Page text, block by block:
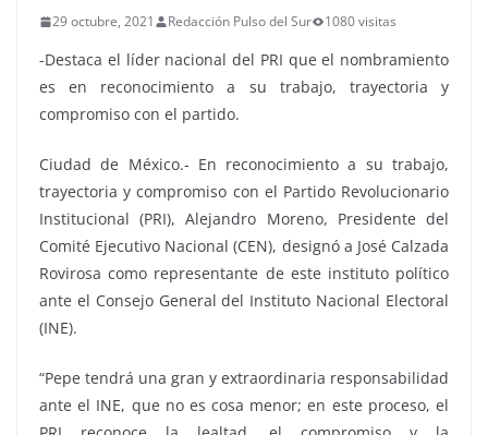
29 octubre, 2021 Redacción Pulso del Sur 1080 visitas
-Destaca el líder nacional del PRI que el nombramiento
es en reconocimiento a su trabajo, trayectoria y
compromiso con el partido.
Ciudad de México.- En reconocimiento a su trabajo,
trayectoria y compromiso con el Partido Revolucionario
Institucional (PRI), Alejandro Moreno, Presidente del
Comité Ejecutivo Nacional (CEN), designó a José Calzada
Rovirosa como representante de este instituto político
ante el Consejo General del Instituto Nacional Electoral
(INE).
“Pepe tendrá una gran y extraordinaria responsabilidad
ante el INE, que no es cosa menor; en este proceso, el